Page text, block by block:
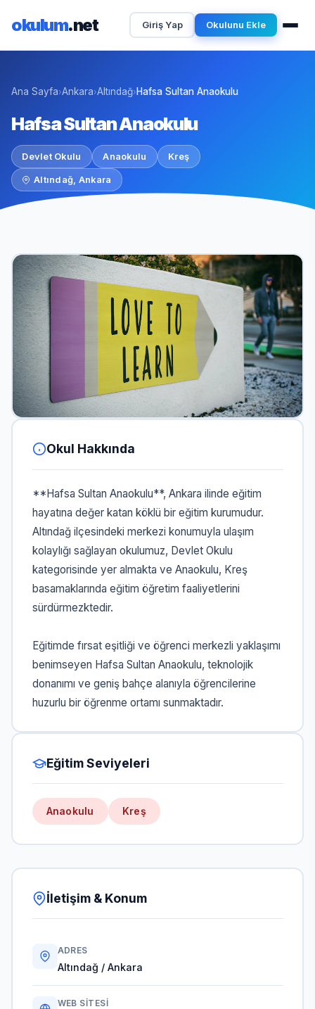
okulum.net Giriş Yap Okulunu Ekle
Ana Sayfa›Ankara›Altındağ› Hafsa Sultan Anaokulu
Hafsa Sultan Anaokulu
Devlet Okulu Anaokulu Kreş
Altındağ, Ankara
Okul Hakkında
**Hafsa Sultan Anaokulu**, Ankara ilinde eğitim
hayatına değer katan köklü bir eğitim kurumudur.
Altındağ ilçesindeki merkezi konumuyla ulaşım
kolaylığı sağlayan okulumuz, Devlet Okulu
kategorisinde yer almakta ve Anaokulu, Kreş
basamaklarında eğitim öğretim faaliyetlerini
sürdürmezktedir.
Eğitimde fırsat eşitliği ve öğrenci merkezli yaklaşımı
benimseyen Hafsa Sultan Anaokulu, teknolojik
donanımı ve geniş bahçe alanıyla öğrencilerine
huzurlu bir öğrenme ortamı sunmaktadır.
Eğitim Seviyeleri
Anaokulu Kreş
İletişim & Konum
ADRES
Altındağ / Ankara
WEB SITESI